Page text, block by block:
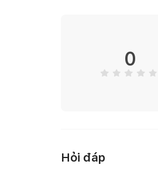
+ Nhiệt độ: sinh trưởng
+ Ánh sáng: là loại ưa
0
Hỏi đáp